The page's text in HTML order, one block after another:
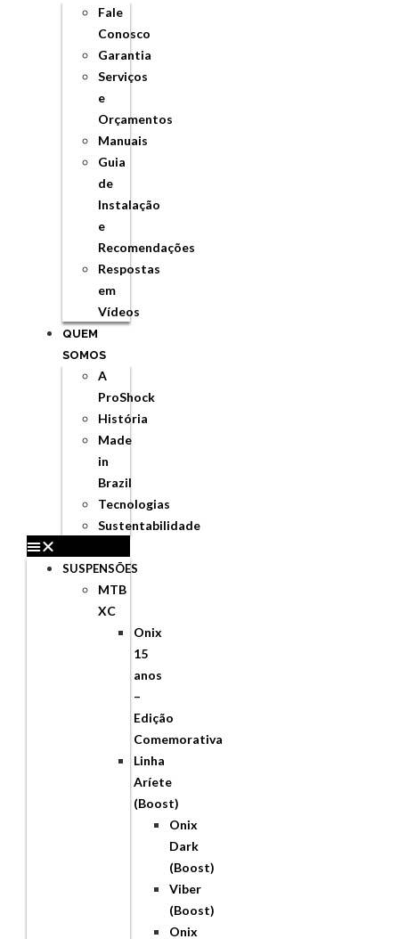
Fale
Conosco
Garantia
Serviços
e
Orçamentos
Manuais
Guia
de
Instalação
e
Recomendações
Respostas
em
Vídeos
QUEM
SOMOS
A
ProShock
História
Made
in
Brazil
Tecnologias
Sustentabilidade
SUSPENSÕES
MTB
XC
Onix
15
anos
–
Edição
Comemorativa
Linha
Aríete
(Boost)
Onix
Dark
(Boost)
Viber
(Boost)
Onix